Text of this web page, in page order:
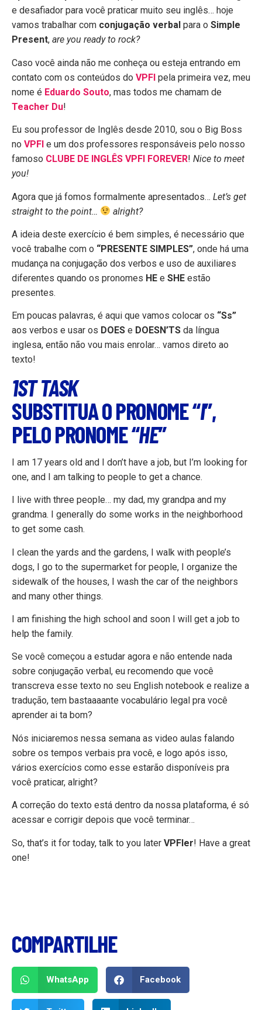
e desafiador para você praticar muito seu inglês… hoje
vamos trabalhar com conjugação verbal para o Simple
Present, are you ready to rock?
Caso você ainda não me conheça ou esteja entrando em
contato com os conteúdos do VPFI pela primeira vez, meu
nome é Eduardo Souto, mas todos me chamam de
Teacher Du!
Eu sou professor de Inglês desde 2010, sou o Big Boss
no VPFI e um dos professores responsáveis pelo nosso
famoso CLUBE DE INGLÊS VPFI FOREVER! Nice to meet
you!
Agora que já fomos formalmente apresentados… Let’s get
straight to the point…
alright?
A ideia deste exercício é bem simples, é necessário que
você trabalhe com o “PRESENTE SIMPLES”, onde há uma
mudança na conjugação dos verbos e uso de auxiliares
diferentes quando os pronomes HE e SHE estão
presentes.
Em poucas palavras, é aqui que vamos colocar os “Ss”
aos verbos e usar os DOES e DOESN’TS da língua
inglesa, então não vou mais enrolar… vamos direto ao
texto!
1ST TASK
SUBSTITUA O PRONOME “I”,
PELO PRONOME “HE”
I am 17 years old and I don’t have a job, but I’m looking for
one, and I am talking to people to get a chance.
I live with three people… my dad, my grandpa and my
grandma. I generally do some works in the neighborhood
to get some cash.
I clean the yards and the gardens, I walk with people’s
dogs, I go to the supermarket for people, I organize the
sidewalk of the houses, I wash the car of the neighbors
and many other things.
I am finishing the high school and soon I will get a job to
help the family.
Se você começou a estudar agora e não entende nada
sobre conjugação verbal, eu recomendo que você
transcreva esse texto no seu English notebook e realize a
tradução, tem bastaaaante vocabulário legal pra você
aprender ai ta bom?
Nós iniciaremos nessa semana as video aulas falando
sobre os tempos verbais pra você, e logo após isso,
vários exercícios como esse estarão disponíveis pra
você praticar, alright?
A correção do texto está dentro da nossa plataforma, é só
acessar e corrigir depois que você terminar…
So, that’s it for today, talk to you later VPFIer! Have a great
one!
COMPARTILHE
WhatsApp Facebook